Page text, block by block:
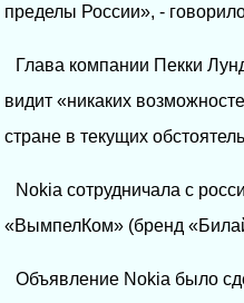
пределы России», -
Глава компании Пекки
видит «никаких
стране в текущих
Nokia сотрудничала с
«ВымпелКом» (бренд
Объявление Nokia было